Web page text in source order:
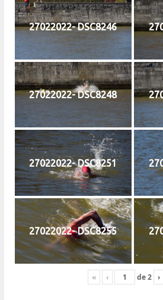
27022022- DSC8246
27022022- DSC8248
27022022- DSC8251
27022022- DSC8255
« ‹ de2 ›